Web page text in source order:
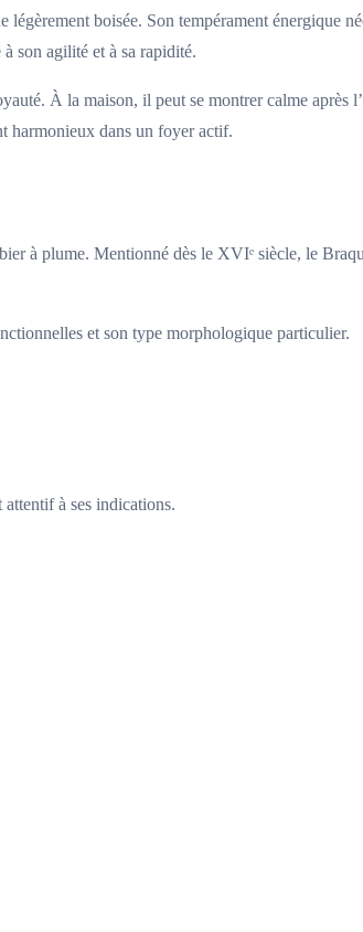
boisée. Son tempérament énergique
son agilité et à sa rapidité.
À la maison, il peut se montrer calme après
harmonieux dans un foyer actif.
à plume. Mentionné dès le XVIᵉ siècle, le
et son type morphologique particulier.
à ses indications.